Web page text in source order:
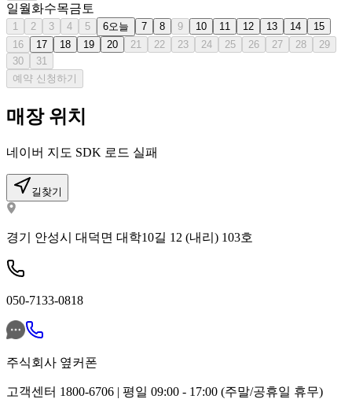
일월화수목금 토
1 2 3 4 5 6오늘 7 8 9 10 11 12 13 14
15
16
17 18 19 20 21 22 23 24 25 26 27 28
29
30
31
예약 신청하기
매장 위치
네이버 지도 SDK 로드 실패
길찾기
경기 안성시 대덕면 대학10길 12 (내리) 103호
050-7133-0818
주식회사 옆커폰
고객센터 1800-6706 | 평일 09:00 - 17:00 (주말/공휴일 휴무)